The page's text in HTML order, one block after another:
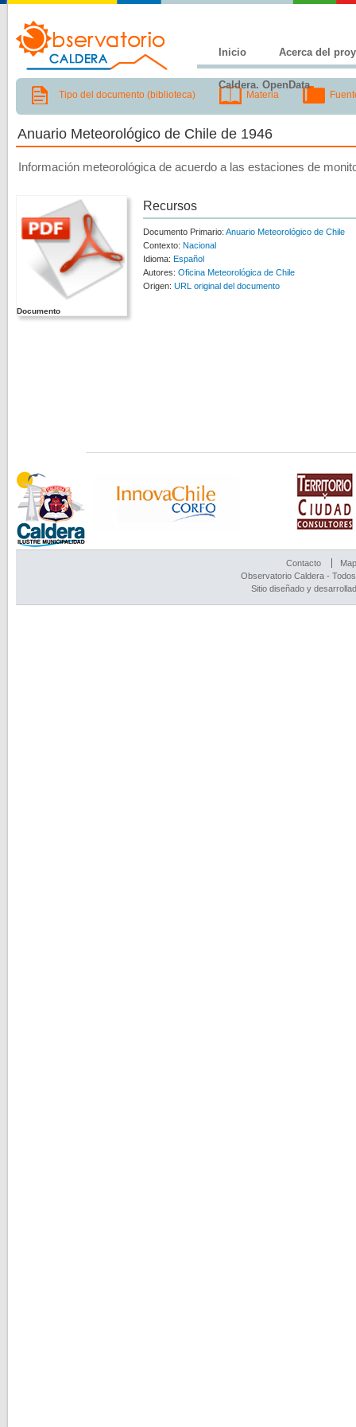
Inicio Acerca del
Caldera. OpenData
Tipo del documento (biblioteca) Materia
Anuario Meteorológico de Chile de 1946
Información meteorológica de acuerdo a las estaciones de
Documento
Recursos
Documento Primario: Anuario Meteorológico de Chile
Contexto: Nacional
Idioma: Español
Autores: Oficina Meteorológica de Chile
Origen: URL original del documento
Contacto
Observatorio Caldera -
Sitio diseñado y